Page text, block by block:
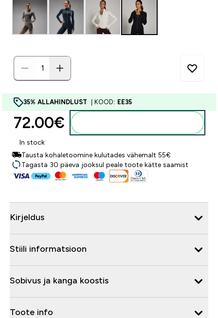
35% ALLAHINDLUST | KOOD: EE35
72.00€‎
In stock
Tausta kohaletoomine kulutades vähemalt 55€
Tagasta 30 päeva jooksul peale toote kätte saamist
Kirjeldus
Stiili informatsioon
Sobivus ja kanga koostis
Toote info